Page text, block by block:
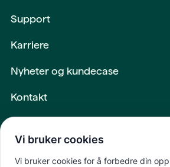
Support
Karriere
Nyheter og kundecase
Kontakt
Vi bruker cookies
Vi bruker cookies for å forbedre din